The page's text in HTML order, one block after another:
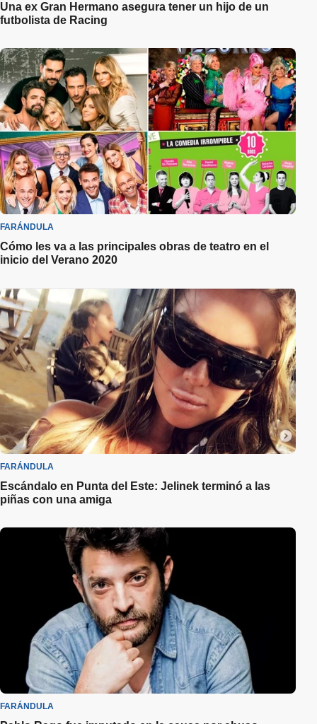
Una ex Gran Hermano asegura tener un hijo de un
futbolista de Racing
FARÁNDULA
Cómo les va a las principales obras de teatro en el
inicio del Verano 2020
FARÁNDULA
Escándalo en Punta del Este: Jelinek terminó a las
piñas con una amiga
FARÁNDULA